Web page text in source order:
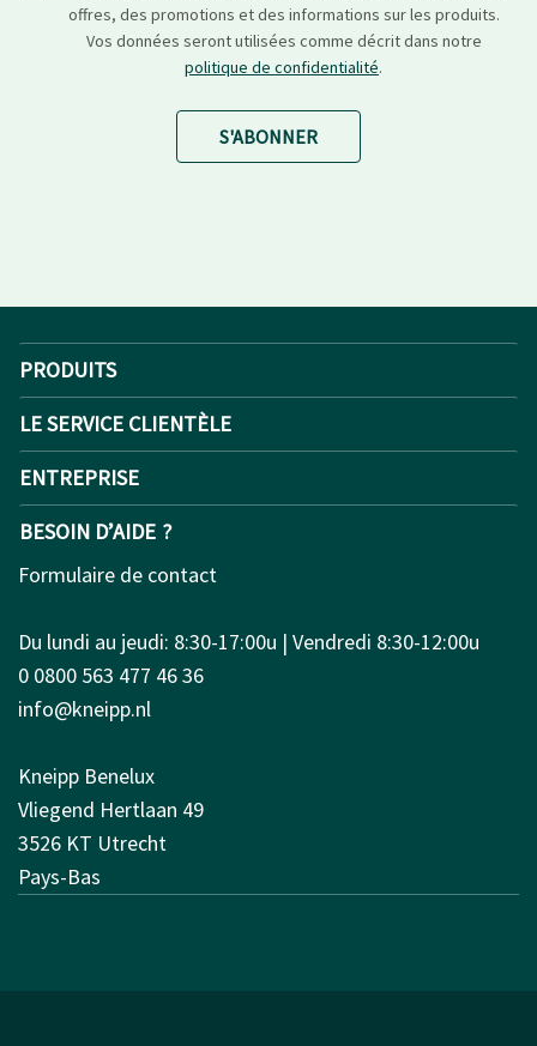
offres, des promotions et des informations sur les produits.
Vos données seront utilisées comme décrit dans notre
politique de confidentialité.
S'ABONNER
PRODUITS
LE SERVICE CLIENTÈLE
ENTREPRISE
BESOIN D’AIDE ?
Formulaire de contact
Du lundi au jeudi: 8:30-17:00u | Vendredi 8:30-12:00u
0 0800 563 477 46 36
info@kneipp.nl
Kneipp Benelux
Vliegend Hertlaan 49
3526 KT Utrecht
Pays-Bas